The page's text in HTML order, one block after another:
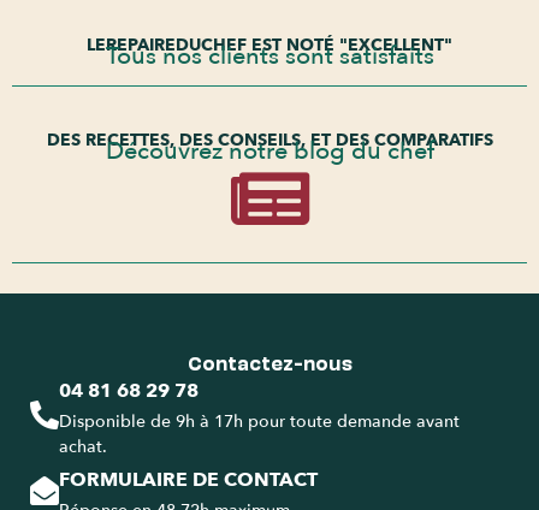
LEREPAIREDUCHEF EST NOTÉ "EXCELLENT"
Tous nos clients sont satisfaits
DES RECETTES, DES CONSEILS, ET DES COMPARATIFS
Découvrez notre blog du chef
Contactez-nous
04 81 68 29 78
Disponible de 9h à 17h pour toute demande avant
achat.
FORMULAIRE DE CONTACT